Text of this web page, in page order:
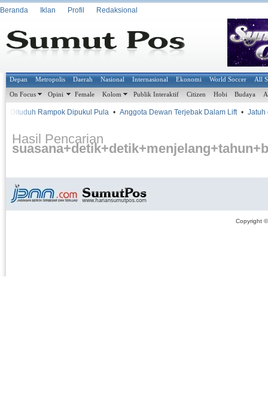
Beranda Iklan Profil Redaksional
Depan Metropolis Daerah Nasional Internasional Ekonomi World Soccer All
On Focus Opini Female Kolom Publik Interaktif Citizen Hobi Budaya
Dituduh Rampok Dipukul Pula • Anggota Dewan Terjebak Dalam Lift • Jatuh
Hasil Pencarian
Copyright